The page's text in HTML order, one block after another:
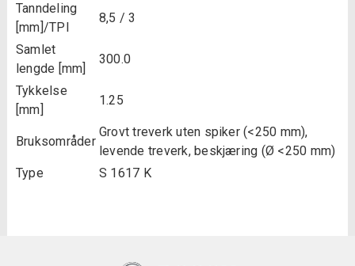
Tanndeling
[mm]/TPI
8,5 / 3
Samlet
lengde [mm]
300.0
Tykkelse
[mm]
1.25
Bruksområder
Grovt treverk uten spiker (<250 mm),
levende treverk, beskjæring (Ø <250 mm)
Type
S 1617 K